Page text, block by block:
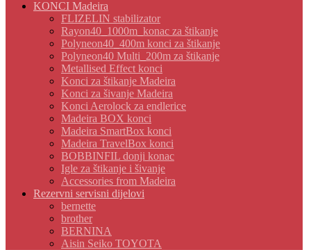
KONCI Madeira
FLIZELIN stabilizator
Rayon40_1000m_konac za štikanje
Polyneon40_400m konci za štikanje
Polyneon40 Multi_200m za štikanje
Metallised Effect konci
Konci za štikanje Madeira
Konci za šivanje Madeira
Konci Aerolock za endlerice
Madeira BOX konci
Madeira SmartBox konci
Madeira TravelBox konci
BOBBINFIL donji konac
Igle za štikanje i šivanje
Accessories from Madeira
Rezervni servisni dijelovi
bernette
brother
BERNINA
Aisin Seiko TOYOTA